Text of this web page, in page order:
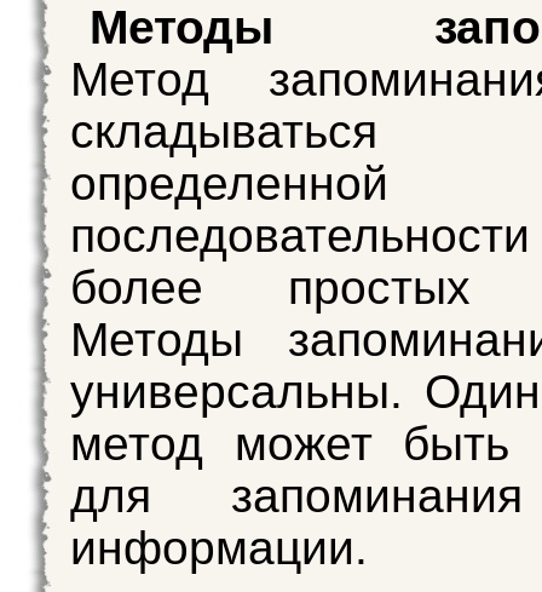
Методы
Метод
определенной
более простых
Методы
универсальны.
метод может быть
для
информации.